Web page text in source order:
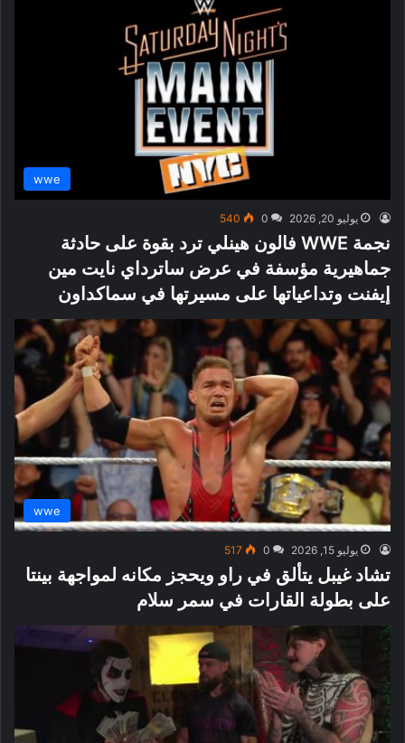
wwe
يوليو 20, 2026 0
540
نجمة WWE فالون هينلي ترد بقوة على حادثة
جماهيرية مؤسفة في عرض ساترداي نايت مين
إيفنت وتداعياتها على مسيرتها في سماكداون
wwe
يوليو 15, 2026 0
517
تشاد غيبل يتألق في راو ويحجز مكانه لمواجهة بينتا
على بطولة القارات في سمر سلام